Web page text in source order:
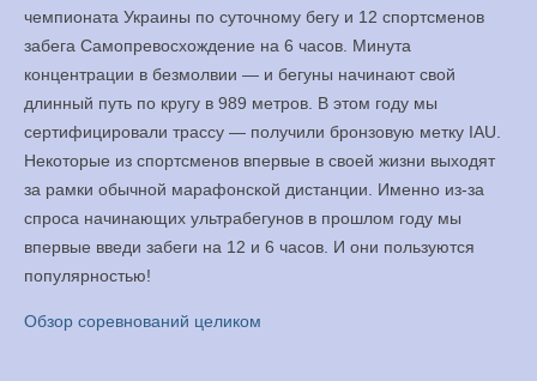
чемпионата Украины по суточному бегу и 12 спортсменов
забега Самопревосхождение на 6 часов. Минута
концентрации в безмолвии — и бегуны начинают свой
длинный путь по кругу в 989 метров. В этом году мы
сертифицировали трассу — получили бронзовую метку IAU.
Некоторые из спортсменов впервые в своей жизни выходят
за рамки обычной марафонской дистанции. Именно из-за
спроса начинающих ультрабегунов в прошлом году мы
впервые введи забеги на 12 и 6 часов. И они пользуются
популярностью!
Обзор соревнований целиком